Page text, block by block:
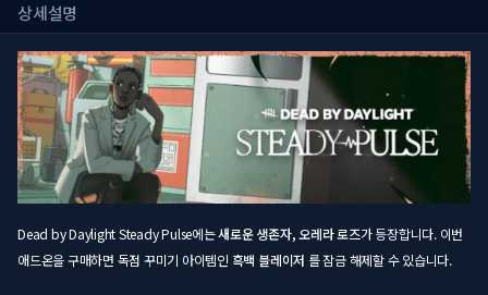
상세설명
Dead by Daylight Steady Pulse에는새로운 생존자, 오레라 로즈가 등장합니다. 이번
애드온을 구매하면 독점 꾸미기 아이템인 흑백 블레이저 를 잠금 해제할 수 있습니다.